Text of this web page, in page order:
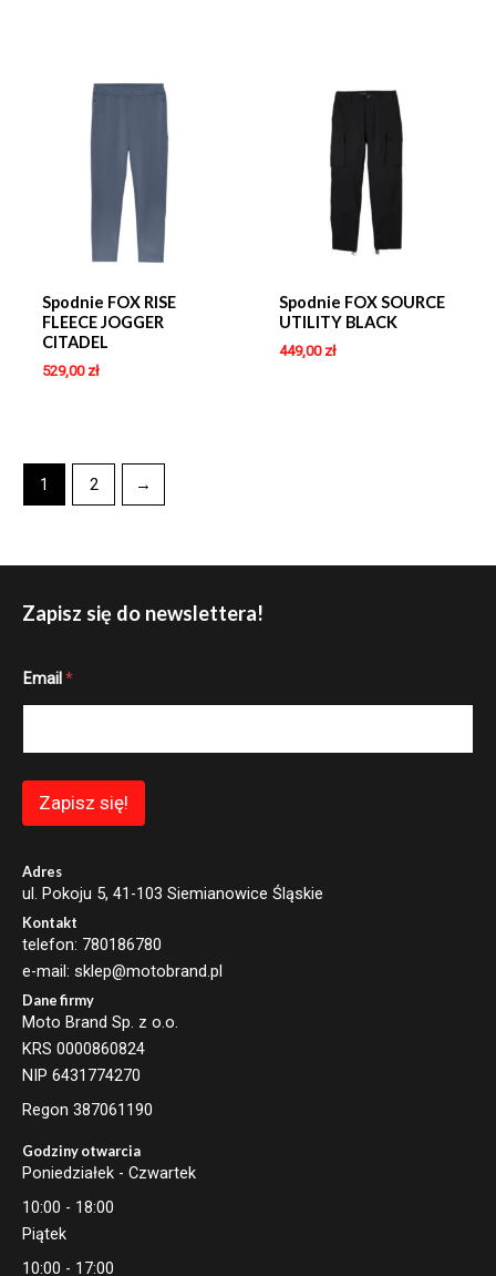
Spodnie FOX RISE
FLEECE JOGGER
CITADEL
529,00 zł
Spodnie FOX SOURCE
UTILITY BLACK
449,00 zł
1 2 →
Zapisz się do newslettera!
*
i
Email *
Zapisz się!
Adres
ul. Pokoju 5, 41-103 Siemianowice Śląskie
Kontakt
telefon: 780186780
e-mail: sklep@motobrand.pl
Dane firmy
Moto Brand Sp. z o.o.
KRS 0000860824
NIP 6431774270
Regon 387061190
Godziny otwarcia
Poniedziałek - Czwartek
10:00 - 18:00
Piątek
10:00 - 17:00